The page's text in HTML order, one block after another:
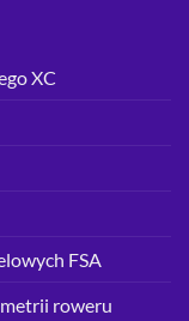
XC
FSA
roweru